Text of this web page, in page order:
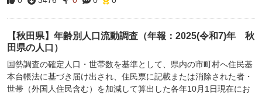
【秋田県】年齢別人口流動調査（年報：2025(令和7)年 秋
田県の人口）
国勢調査の確定人口・世帯数を基準として、県内の市町村へ住民基
本台帳法に基づき届け出され、住民票に記載または消除された者・
世帯（外国人住民含む）を加減して算出した各年10月1日現在にお